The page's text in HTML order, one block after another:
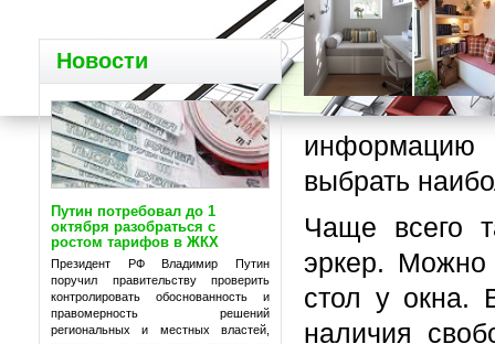
информацию
выбрать
Чаще всего
эркер. Можно
стол у окна.
наличия
Новости
Путин потребовал до 1
октября разобраться с
ростом тарифов в ЖКХ
Президент РФ Владимир Путин
поручил правительству проверить
контролировать обоснованность и
правомерность решений
региональных и местных властей,